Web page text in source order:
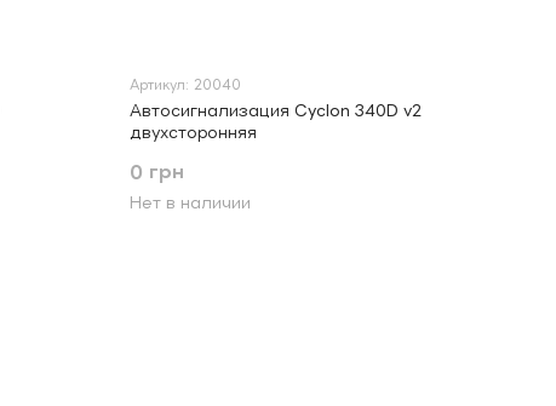
Артикул: 20040
Автосигнализация Cyclon 340D v2
двухсторонняя
0 грн
Нет в наличии